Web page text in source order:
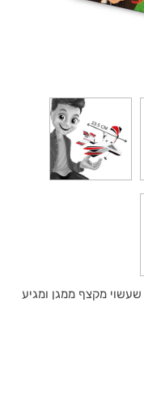
להיות טייס זה פשוט וקל בעזרת מטוס R/C שעשוי מקצף ממגן ומגיע